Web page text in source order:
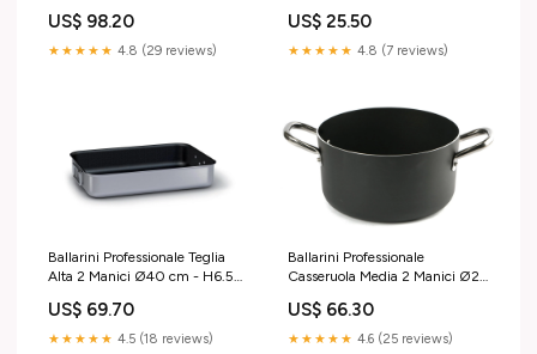
Pz Dispenser Sapone & Carta
US$ 98.20
★★★★★ 4.8 (29 reviews)
Antiaderente Kerastone Profi
Piastre & Riscaldamento Buffet
US$ 25.50
★★★★★ 4.8 (7 reviews)
Ballarini Professionale Teglia
Alta 2 Manici Ø40 cm - H6.5
Rivestimento Antiaderente
Keraston e Manici In Acciaio
US$ 69.70
★★★★★ 4.5 (18 reviews)
Ballarini Professionale
Casseruola Media 2 Manici Ø28
Stefanplast
US$ 66.30
★★★★★ 4.6 (25 reviews)